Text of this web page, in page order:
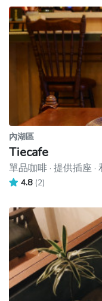
內湖區
Tiecafe
單品咖啡 · 提供插座 ·
4.8 (2)